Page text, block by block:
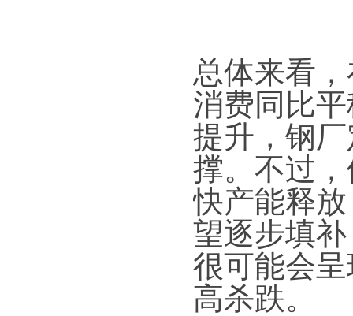
总体来看
消费同比
提升，钢
撑。不过
快产能释
望逐步填
很可能会
高杀跌。